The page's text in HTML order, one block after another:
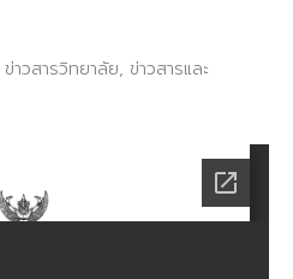
ข่าวสารวิทยาลัย, ข่าวสารและ